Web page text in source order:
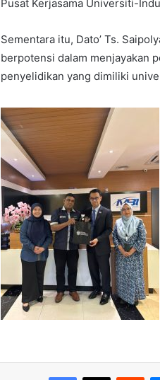
Pusat Kerjasama Universiti-
Sementara itu, Dato’ Ts.
berpotensi dalam menjayakan
penyelidikan yang dimiliki